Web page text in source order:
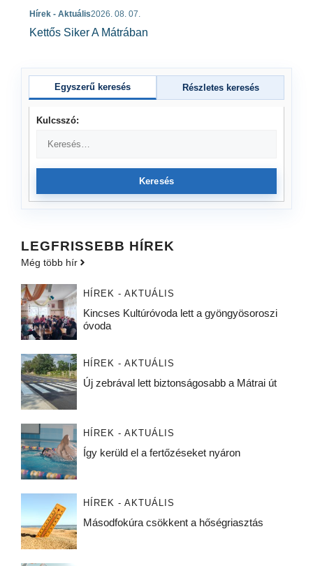
Hírek - Aktuális2026. 08. 07.
Kettős Siker A Mátrában
Egyszerű keresés Részletes keresés
Kulcsszó:
Keresés
LEGFRISSEBB HÍREK
Még több hír
HÍREK - AKTUÁLIS
Kincses Kultúróvoda lett a gyöngyösoroszi
óvoda
HÍREK - AKTUÁLIS
Új zebrával lett biztonságosabb a Mátrai út
HÍREK - AKTUÁLIS
Így kerüld el a fertőzéseket nyáron
HÍREK - AKTUÁLIS
Másodfokúra csökkent a hőségriasztás